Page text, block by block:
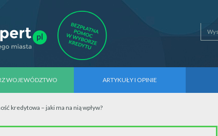
WOJEWÓDZTWO ARTYKUŁY I OPINIE
kredytowa – jaki ma na nią wpływ?